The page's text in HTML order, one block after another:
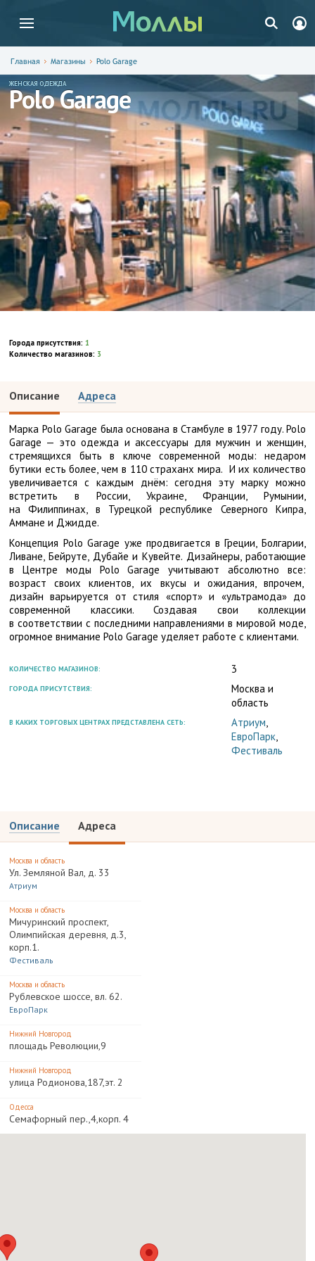
Главная Магазины Polo Garage
ЖЕНСКАЯ ОДЕЖДА
Polo Garage
Города присутствия: 1
Количество магазинов: 3
Описание Адреса
Марка Polo Garage была основана в Стамбуле в 1977 году. Polo
Garage — это одежда и аксессуары для мужчин и женщин,
стремящихся быть в ключе современной моды: недаром
бутики есть более, чем в 110 страханх мира. И их количество
увеличивается с каждым днём: сегодня эту марку можно
встретить в России, Украине, Франции, Румынии,
на Филиппинах, в Турецкой республике Северного Кипра,
Аммане и Джидде.
Концепция Polo Garage уже продвигается в Греции, Болгарии,
Ливане, Бейруте, Дубайе и Кувейте. Дизайнеры, работающие
в Центре моды Polo Garage учитывают абсолютно все:
возраст своих клиентов, их вкусы и ожидания, впрочем,
дизайн варьируется от стиля «спорт» и «ультрамода» до
современной классики. Создавая свои коллекции
в соответствии с последними направлениями в мировой моде,
огромное внимание Polo Garage уделяет работе с клиентами.
КОЛИЧЕСТВО МАГАЗИНОВ: 3
ГОРОДА ПРИСУТСТВИЯ:
Москва и
область
В КАКИХ ТОРГОВЫХ ЦЕНТРАХ ПРЕДСТАВЛЕНА СЕТЬ: Атриум,
ЕвроПарк,
Фестиваль
Описание Адреса
Москва и область
Ул. Земляной Вал, д. 33
Атриум
Москва и область
Мичуринский проспект,
Олимпийская деревня, д.3,
корп.1.
Фестиваль
Москва и область
Рублевское шоссе, вл. 62.
ЕвроПарк
Нижний Новгород
площадь Революции,9
Нижний Новгород
улица Родионова,187,эт. 2
Одесса
Семафорный пер.,4,корп. 4
Yenisehir,Yenisehir,Diyarbakir
(Ceylan Karavil park Alisveris